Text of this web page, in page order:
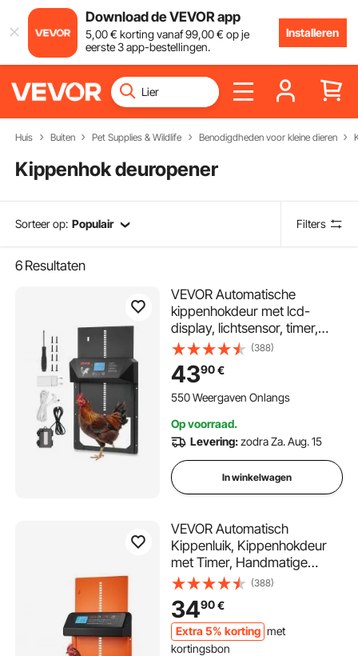
Download de VEVOR app
5,00€ korting vanaf99,00€ op je
eerste 3 app-bestellingen.
Installeren
Huis Buiten Pet Supplies & Wildlife Benodigdheden voor kleine dieren
Kippenhok deuropener
Sorteer op: Populair Filters
6 Resultaten
VEVOR Automatische
kippenhokdeur met lcd-
display, lichtsensor, timer,
handmatige instelling, anti-
beknellingsbeveiliging,
kippenhokdeur, poortopener
voor kippenrennen op
mm
(388)
4390€
550 Weergaven Onlangs
Op voorraad.
Levering:zodra Za. Aug. 15
In winkelwagen
VEVOR Automatisch
Kippenluik, Kippenhokdeur
met Timer, Handmatige
Verstelling & Anti-
knelbeveiliging, Kippenluik,
Kippenrenpoortopener met
Waterdichte Afdichting,
Oranje, 350x250x73 mm
(388)
3490€
Extra 5% korting met
kortingsbon